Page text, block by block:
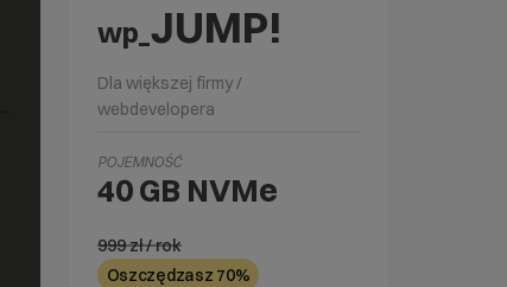
wp_ JUMP!
Dla większej firmy /
webdevelopera
POJEMNOŚĆ
40 GB NVMe
Oszczędzasz 70%
999zł / rok